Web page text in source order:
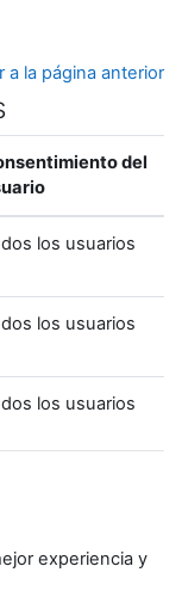
a la página anterior
del
los usuarios
los usuarios
los usuarios
experiencia y